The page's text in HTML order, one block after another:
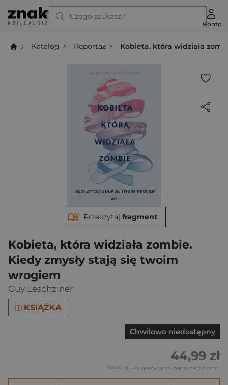
Czego szukasz?
Konto
Katalog Reportaż Kobieta, która widziała
Kobieta, która widziała zombie.
Kiedy zmysły stają się twoim
wrogiem
Guy Leschziner
KSIĄŻKA
Przeczytaj fragment
Chwilowo niedostępny
44,99 zł
59,99 zł - sugerowana cena detaliczna